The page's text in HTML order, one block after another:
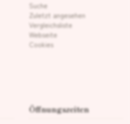
Suche
Zuletzt angesehen
Vergleichsliste
Webseite
Cookies
Öffnungszeiten